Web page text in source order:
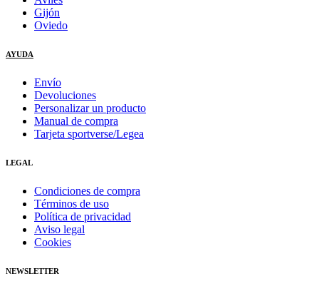
Gijón
Oviedo
AYUDA
Envío
Devoluciones
Personalizar un producto
Manual de compra
Tarjeta sportverse/Legea
LEGAL
Condiciones de compra
Términos de uso
Política de privacidad
Aviso legal
Cookies
NEWSLETTER